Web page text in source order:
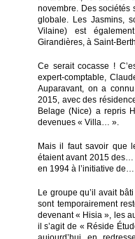
novembre. Des sociétés
globale. Les Jasmins,
Vilaine) est
Girandières, à Saint-
Ce serait cocasse !
expert-comptable,
Auparavant, on a
2015, avec des
Belage (Nice) a repris
devenues « Villa… ».
Mais il faut savoir que
étaient avant 2015
en 1994 à l’initiative
Le groupe qu’il avait
sont temporairement
devenant « Hisia », les
il s’agit de « Réside